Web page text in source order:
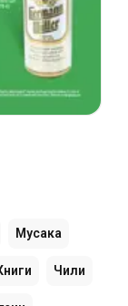
Мусака
Чили